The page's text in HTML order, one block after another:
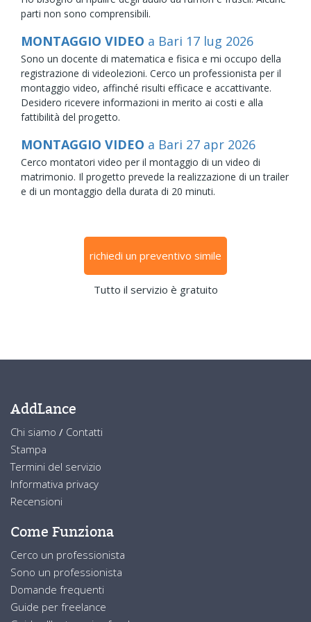
parti non sono comprensibili.
MONTAGGIO VIDEO a Bari 17 lug 2026
Sono un docente di matematica e fisica e mi occupo della
registrazione di videolezioni. Cerco un professionista per il
montaggio video, affinché risulti efficace e accattivante.
Desidero ricevere informazioni in merito ai costi e alla
fattibilità del progetto.
MONTAGGIO VIDEO a Bari 27 apr 2026
Cerco montatori video per il montaggio di un video di
matrimonio. Il progetto prevede la realizzazione di un trailer
e di un montaggio della durata di 20 minuti.
richiedi un preventivo simile
Tutto il servizio è gratuito
AddLance
Chi siamo / Contatti
Stampa
Termini del servizio
Informativa privacy
Recensioni
Come Funziona
Cerco un professionista
Sono un professionista
Domande frequenti
Guide per freelance